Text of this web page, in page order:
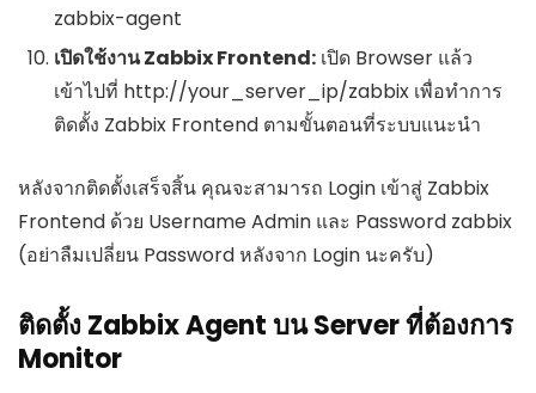
zabbix-agent
เปิดใช้งาน Zabbix Frontend: เปิด Browser แล้ว
เข้าไปที่ http://your_server_ip/zabbix เพื่อทำการ
ติดตั้ง Zabbix Frontend ตามขั้นตอนที่ระบบแนะนำ
หลังจากติดตั้งเสร็จสิ้น คุณจะสามารถ Login เข้าสู่ Zabbix
Frontend ด้วย UsernameAdmin และ Password zabbix
(อย่าลืมเปลี่ยน Password หลังจาก Login นะครับ)
ติดตั้ง Zabbix Agent บน Server ที่ต้องการ
Monitor